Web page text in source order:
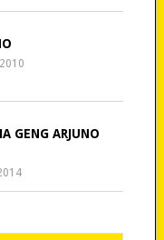
GENG ARJUNO